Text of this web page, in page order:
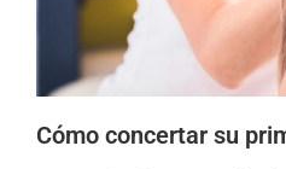
Cómo concertar su